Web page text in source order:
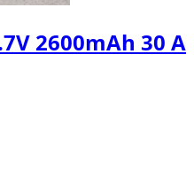
2600mAh 30 A